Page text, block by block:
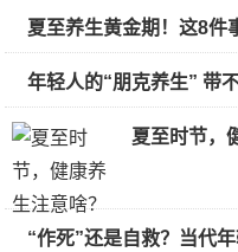
夏至养生黄金期！这8件
年轻人的“朋克养生” 带
夏至时节，
“作死”还是自救？当代